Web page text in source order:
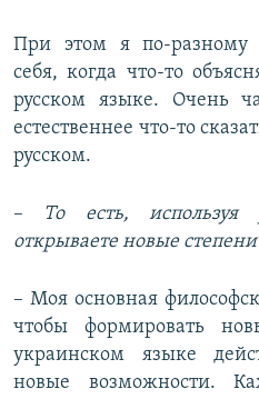
При этом я по-разному
себя, когда что-то
русском языке. Очень
естественнее что-то
русском.
– То есть, используя
открываете новые
– Моя основная
чтобы формировать
украинском языке
новые возможности.